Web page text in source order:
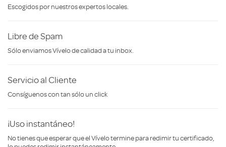
Escogidos por nuestros expertos locales.
Libre de Spam
Sólo enviamos Vívelo de calidad a tu inbox.
Servicio al Cliente
Consíguenos con tan sólo un click
¡Uso instantáneo!
No tienes que esperar que el Vívelo termine para redimir tu certificado,